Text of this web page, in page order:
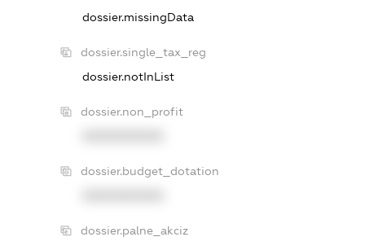
dossier.missingData
dossier.single_tax_reg
dossier.notInList
dossier.non_profit
dossier.budget_dotation
dossier.palne_akciz